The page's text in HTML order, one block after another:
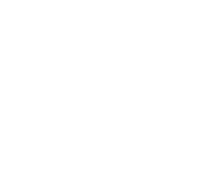
デジタルメ
グローバル